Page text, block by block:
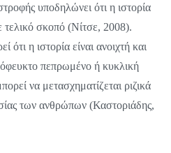
υποδηλώνει ότι η ιστορία
τελικό σκοπό (Νίτσε, 2008).
ότι η ιστορία είναι ανοιχτή και
πεπρωμένο ή κυκλική
να μετασχηματίζεται ριζικά
των ανθρώπων (Καστοριάδης,